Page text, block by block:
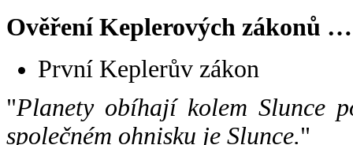
Ověření Keplerových zákonů …
První Keplerův zákon
"Planety obíhají kolem Slunce
společném ohnisku je Slunce."